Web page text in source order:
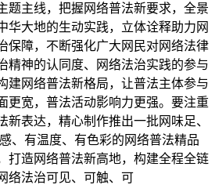
题主线，把握网络普法新要求，全景
华大地的生动实践，立体诠释助力网
保障，不断强化广大网民对网络法律
精神的认同度、网络法治实践的参与
建网络普法新格局，让普法主体参与
更宽，普法活动影响力更强。要注重
新表达，精心制作推出一批网味足、
、有温度、有色彩的网络普法精品
打造网络普法新高地，构建全程全链
络法治可见、可触、可